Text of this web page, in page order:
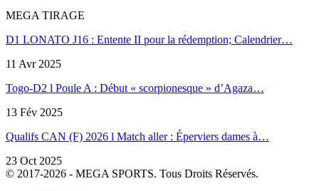
MEGA TIRAGE
D1 LONATO J16 : Entente II pour la rédemption; Calendrier…
11 Avr 2025
Togo-D2 l Poule A : Début « scorpionesque » d’Agaza…
13 Fév 2025
Qualifs CAN (F) 2026 l Match aller : Éperviers dames à…
23 Oct 2025
© 2017-2026 - MEGA SPORTS. Tous Droits Réservés.